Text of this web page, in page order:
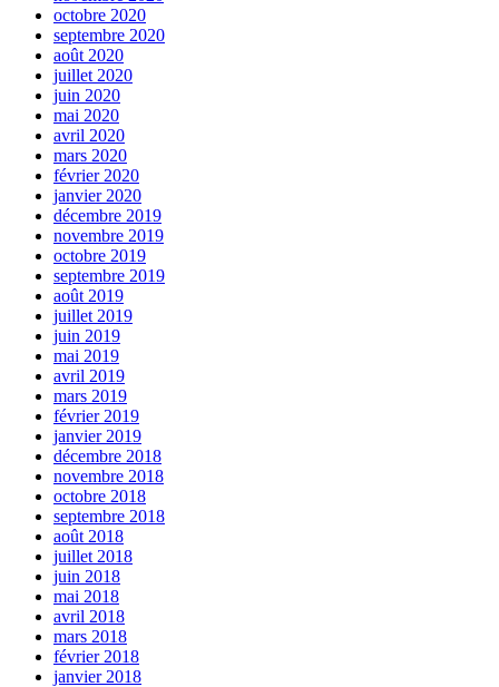
octobre 2020
septembre 2020
août 2020
juillet 2020
juin 2020
mai 2020
avril 2020
mars 2020
février 2020
janvier 2020
décembre 2019
novembre 2019
octobre 2019
septembre 2019
août 2019
juillet 2019
juin 2019
mai 2019
avril 2019
mars 2019
février 2019
janvier 2019
décembre 2018
novembre 2018
octobre 2018
septembre 2018
août 2018
juillet 2018
juin 2018
mai 2018
avril 2018
mars 2018
février 2018
janvier 2018